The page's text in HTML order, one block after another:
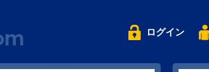
ログイン